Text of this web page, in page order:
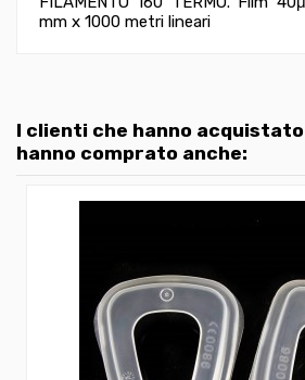
mm x 1000 metri lineari
I clienti che hanno
hanno comprato anche: